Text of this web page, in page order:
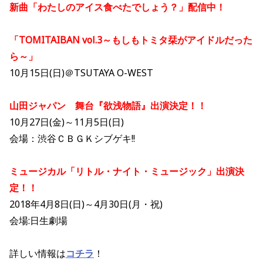
新曲「わたしのアイス食べたでしょう？」配信中！
「TOMITAIBAN vol.3～もしもトミタ栞がアイドルだった
ら～」
10月15日(日)＠TSUTAYA O-WEST
山田ジャパン 舞台『欲浅物語』出演決定！！
10月27日(金)～11月5日(日)
会場：渋谷ＣＢＧＫシブゲキ!!
ミュージカル「リトル・ナイト・ミュージック」出演決
定！！
2018年4月8日(日)～4月30日(月・祝)
会場:日生劇場
詳しい情報はコチラ ！